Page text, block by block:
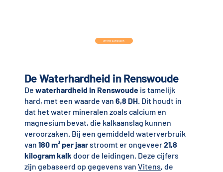
De Waterhardheid in Renswoude
De waterhardheid in Renswoudeis tamelijk
hard, met een waarde van 6,8 DH. Dit houdt in
dat het water mineralen zoals calcium en
magnesium bevat, die kalkaanslag kunnen
veroorzaken. Bij een gemiddeld waterverbruik
van 180 m³ per jaarstroomt er ongeveer21,8
kilogram kalk door de leidingen. Deze cijfers
zijn gebaseerd op gegevens van Vitens, de
Offerte aanvragen